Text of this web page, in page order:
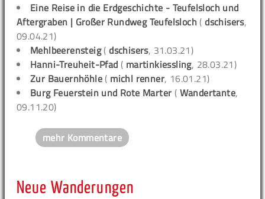
Eine Reise in die Erdgeschichte - Teufelsloch und
Aftergraben | Großer Rundweg Teufelsloch (dschisers,
09.04.21)
Mehlbeerensteig(dschisers, 31.03.21)
Hanni-Treuheit-Pfad ( martinkiessling, 28.03.21)
Zur Bauernhöhle ( michl renner, 16.01.21)
Burg Feuerstein und Rote Marter ( Wandertante,
09.11.20)
mehr Kommentare
Neue Wanderungen